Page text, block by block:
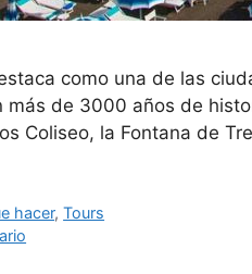
como una de las
más de 3000 años de
Coliseo, la Fontana de
hacer,Tours